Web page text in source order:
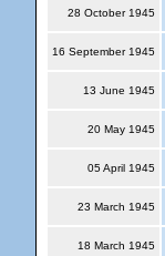
28 October 1945
16 September 1945
13 June 1945
20 May 1945
05 April 1945
23 March 1945
18 March 1945